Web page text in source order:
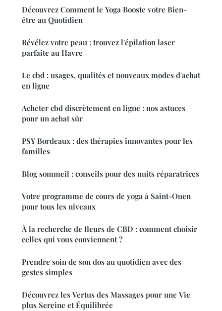
Découvrez Comment le Yoga Booste votre Bien-
être au Quotidien
Révélez votre peau : trouvez l'épilation laser
parfaite au Havre
Le cbd : usages, qualités et nouveaux modes d'achat
en ligne
Acheter cbd discrètement en ligne : nos astuces
pour un achat sûr
PSY Bordeaux : des thérapies innovantes pour les
familles
Blog sommeil : conseils pour des nuits réparatrices
Votre programme de cours de yoga à Saint-Ouen
pour tous les niveaux
À la recherche de fleurs de CBD : comment choisir
celles qui vous conviennent ?
Prendre soin de son dos au quotidien avec des
gestes simples
Découvrez les Vertus des Massages pour une Vie
plus Sereine et Équilibrée